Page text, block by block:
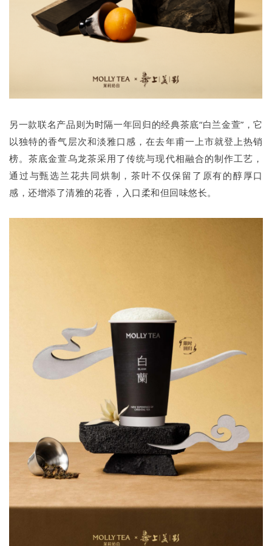
另一款联名产品则为时隔一年回归的经典茶底“白兰金萱”，它
以独特的香气层次和淡雅口感，在去年甫一上市就登上热销
榜。茶底金萱乌龙茶采用了传统与现代相融合的制作工艺，
通过与甄选兰花共同烘制，茶叶不仅保留了原有的醇厚口
感，还增添了清雅的花香，入口柔和但回味悠长。